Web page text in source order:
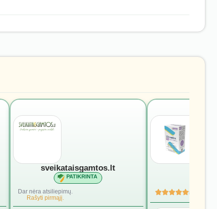
sveikataisgamtos.lt
PATIKRINTA
Dar nėra atsiliepimų.
Rašyti pirmąjį.
5